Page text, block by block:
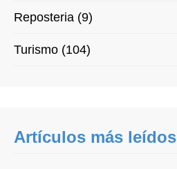
Reposteria (9)
Turismo (104)
Artículos más leídos